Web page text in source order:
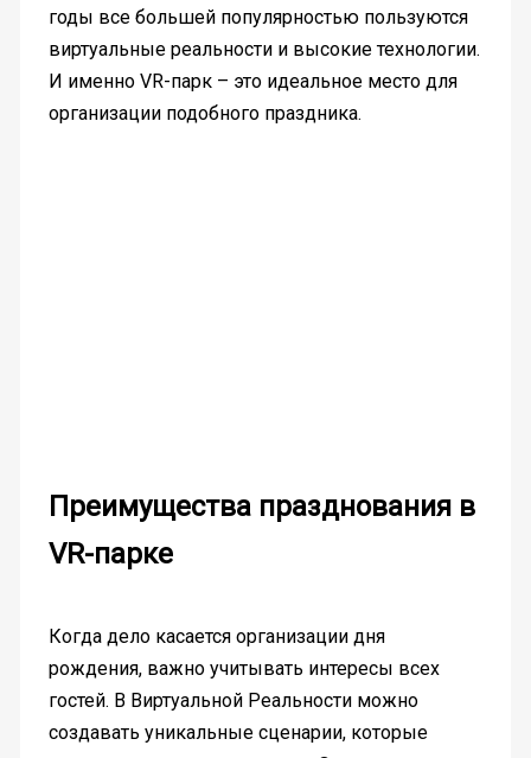
годы все большей популярностью пользуются
виртуальные реальности и высокие технологии.
И именно VR-парк – это идеальное место для
организации подобного праздника.
Преимущества празднования в
VR-парке
Когда дело касается организации дня
рождения, важно учитывать интересы всех
гостей. В Виртуальной Реальности можно
создавать уникальные сценарии, которые